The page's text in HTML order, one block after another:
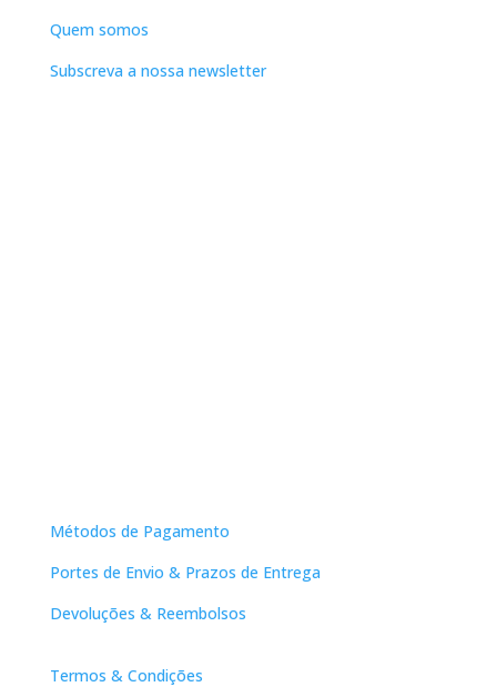
Quem somos
Subscreva a nossa newsletter
Métodos de Pagamento
Portes de Envio & Prazos de Entrega
Devoluções & Reembolsos
Termos & Condições